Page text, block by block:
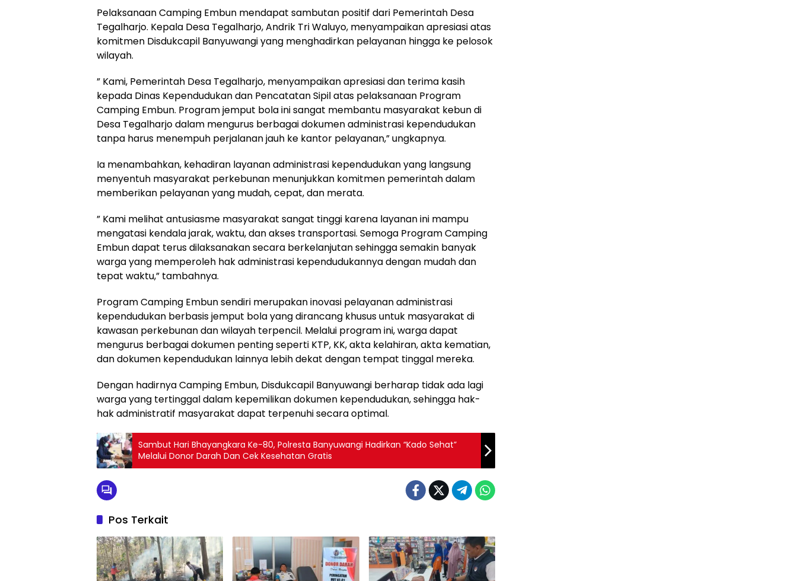
Pelaksanaan Camping Embun mendapat sambutan positif dari Pemerintah Desa
Tegalharjo. Kepala Desa Tegalharjo, Andrik Tri Waluyo, menyampaikan apresiasi atas
komitmen Disdukcapil Banyuwangi yang menghadirkan pelayanan hingga ke pelosok
wilayah.
” Kami, Pemerintah Desa Tegalharjo, menyampaikan apresiasi dan terima kasih
kepada Dinas Kependudukan dan Pencatatan Sipil atas pelaksanaan Program
Camping Embun. Program jemput bola ini sangat membantu masyarakat kebun di
Desa Tegalharjo dalam mengurus berbagai dokumen administrasi kependudukan
tanpa harus menempuh perjalanan jauh ke kantor pelayanan,” ungkapnya.
Ia menambahkan, kehadiran layanan administrasi kependudukan yang langsung
menyentuh masyarakat perkebunan menunjukkan komitmen pemerintah dalam
memberikan pelayanan yang mudah, cepat, dan merata.
” Kami melihat antusiasme masyarakat sangat tinggi karena layanan ini mampu
mengatasi kendala jarak, waktu, dan akses transportasi. Semoga Program Camping
Embun dapat terus dilaksanakan secara berkelanjutan sehingga semakin banyak
warga yang memperoleh hak administrasi kependudukannya dengan mudah dan
tepat waktu,” tambahnya.
Program Camping Embun sendiri merupakan inovasi pelayanan administrasi
kependudukan berbasis jemput bola yang dirancang khusus untuk masyarakat di
kawasan perkebunan dan wilayah terpencil. Melalui program ini, warga dapat
mengurus berbagai dokumen penting seperti KTP, KK, akta kelahiran, akta kematian,
dan dokumen kependudukan lainnya lebih dekat dengan tempat tinggal mereka.
Dengan hadirnya Camping Embun, Disdukcapil Banyuwangi berharap tidak ada lagi
warga yang tertinggal dalam kepemilikan dokumen kependudukan, sehingga hak-
hak administratif masyarakat dapat terpenuhi secara optimal.
Sambut Hari Bhayangkara Ke-80, Polresta Banyuwangi Hadirkan “Kado Sehat”
Melalui Donor Darah Dan Cek Kesehatan Gratis
Pos Terkait